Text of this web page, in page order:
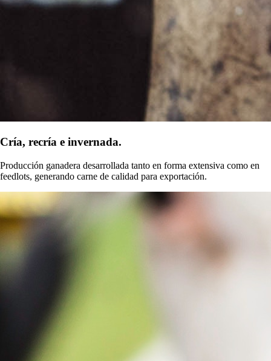
Cría, recría e invernada.
Producción ganadera desarrollada tanto en forma extensiva como en
feedlots, generando carne de calidad para exportación.